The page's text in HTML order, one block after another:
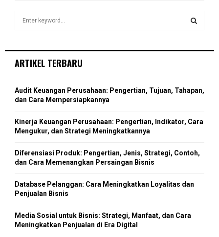
R
h
o
r
C
ARTIKEL TERBARU
Audit Keuangan Perusahaan: Pengertian, Tujuan, Tahapan,
dan Cara Mempersiapkannya
Kinerja Keuangan Perusahaan: Pengertian, Indikator, Cara
Mengukur, dan Strategi Meningkatkannya
Diferensiasi Produk: Pengertian, Jenis, Strategi, Contoh,
dan Cara Memenangkan Persaingan Bisnis
Database Pelanggan: Cara Meningkatkan Loyalitas dan
Penjualan Bisnis
Media Sosial untuk Bisnis: Strategi, Manfaat, dan Cara
Meningkatkan Penjualan di Era Digital